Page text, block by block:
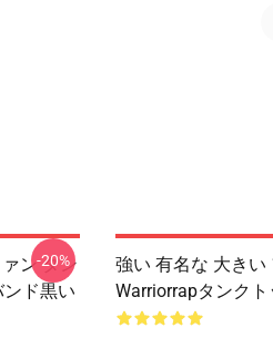
ン タン
ド黒い
-20%
強い 有名な 大きい
Warriorrapタンクト